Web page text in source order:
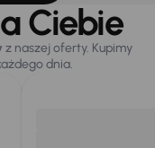
Ciebie
z naszej oferty. Kupimy
dnia.